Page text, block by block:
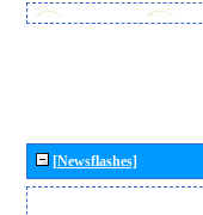
[Newsflashes]